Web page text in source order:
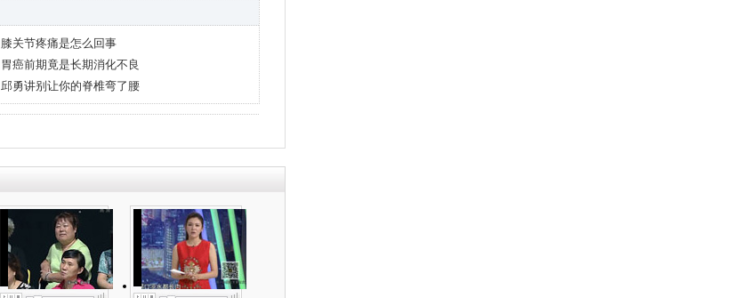
膝关节疼痛是怎么回事
胃癌前期竟是长期消化不良
邱勇讲别让你的脊椎弯了腰